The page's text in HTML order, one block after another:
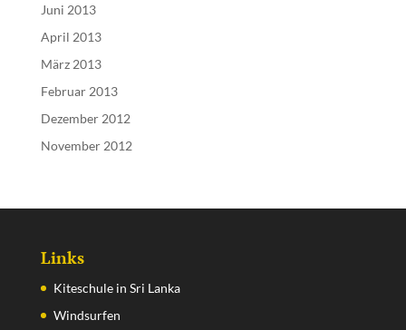
Juni 2013
April 2013
März 2013
Februar 2013
Dezember 2012
November 2012
Links
Kiteschule in Sri Lanka
Windsurfen